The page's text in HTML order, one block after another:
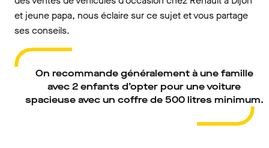
et jeune papa, nous éclaire sur ce sujet et vous partage
ses conseils.
On recommande généralement à une famille
avec 2 enfants d’opter pour une voiture
spacieuse avec un coffre de 500 litres minimum.